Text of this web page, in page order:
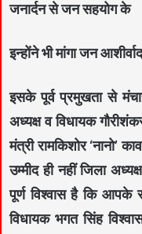
जनार्दन से जन सहयोग के
इन्होंने भी मांगा जन आशीर्वाद
इसके पूर्व प्रमुखता से
अध्यक्ष व विधायक
मंत्री रामकिशोर ‘नानो’
उम्मीद ही नहीं जिला
पूर्ण विश्वास है कि
विधायक भगत सिंह